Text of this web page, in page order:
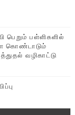
பெறும் பள்ளிகளில்
கொண்டாடும்
வழிகாட்டு